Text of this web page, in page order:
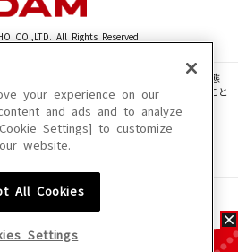
CO.,LTD. All Rights Reserved.
文章・画像・写真・動画・音声等を、手段や形態
超えて無断で複製、転載、ファイル化などすること
ご利用いただけない場合があります。
容が変更になる場合があります。
your experience on our
and ads and to analyze
Settings] to customize
website.
All Cookies
Settings